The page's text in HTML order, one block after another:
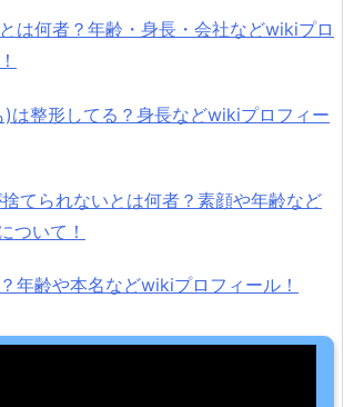
は何者？年齢・身長・会社などwikiプロ
は整形してる？身長などwikiプロフィー
てられないとは何者？素顔や年齢など
ついて！
年齢や本名などwikiプロフィール！